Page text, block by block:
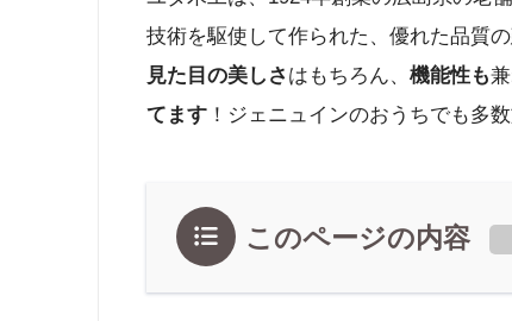
技術を駆使して作られた、優れた品質
見た目の美しさ はもちろん、 機能性も
てます ！ジェニュインのおうちでも多
このページの内容